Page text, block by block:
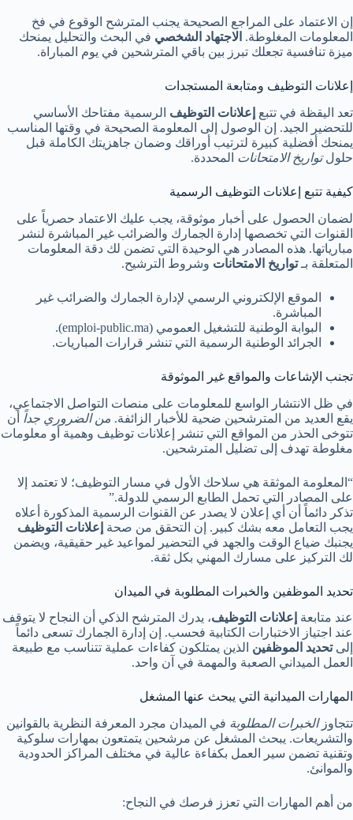
إن الاعتماد على المراجع الصحيحة يجنب المترشح الوقوع في فخ
المعلومات المغلوطة. الاجتهاد الشخصي في البحث والتحليل يمنحك
ميزة تنافسية تجعلك تبرز بين باقي المترشحين في يوم المباراة.
إعلانات التوظيف ومتابعة المستجدات
تعد اليقظة في تتبع إعلانات التوظيف الرسمية مفتاحك الأساسي
للتحضير الجيد. إن الوصول إلى المعلومة الصحيحة في وقتها المناسب
يمنحك أفضلية كبيرة لترتيب أوراقك وضمان جاهزيتك الكاملة قبل
حلولتواريخ الامتحانات المحددة.
كيفية تتبع إعلانات التوظيف الرسمية
لضمان الحصول على أخبار موثوقة، يجب عليك الاعتماد حصرياً على
القنوات التي تخصصها إدارة الجمارك والضرائب غير المباشرة لنشر
مبارياتها. هذه المصادر هي الوحيدة التي تضمن لك دقة المعلومات
المتعلقة بـتواريخ الامتحانات وشروط الترشيح.
الموقع الإلكتروني الرسمي لإدارة الجمارك والضرائب غير
المباشرة.
البوابة الوطنية للتشغيل العمومي (emploi-public.ma).
الجرائد الوطنية الرسمية التي تنشر قرارات المباريات.
تجنب الإشاعات والمواقع غير الموثوقة
في ظل الانتشار الواسع للمعلومات على منصات التواصل الاجتماعي،
يقع العديد من المترشحين ضحية للأخبار الزائفة. من الضروري جداً
أن
تتوخى الحذر من المواقع التي تنشر إعلانات توظيف وهمية أو معلومات
مغلوطة تهدف إلى تضليل المترشحين.
“المعلومة الموثقة هي سلاحك الأول في مسار التوظيف؛ لا تعتمد إلا
على المصادر التي تحمل الطابع الرسمي للدولة.”
تذكر دائماً أن أي إعلان لا يصدر عن القنوات الرسمية المذكورة أعلاه
يجب التعامل معه بشك كبير. إن التحقق من صحة إعلانات التوظيف
يجنبك ضياع الوقت والجهد في التحضير لمواعيد غير حقيقية، ويضمن
لك التركيز على مسارك المهني بكل ثقة.
تحديد الموظفين والخبرات المطلوبة في الميدان
عند متابعة إعلانات التوظيف، يدرك المترشح الذكي أن النجاح لا يتوقف
عند اجتياز الاختبارات الكتابية فحسب. إن إدارة الجمارك تسعى دائماً
إلىتحديد الموظفين الذين يمتلكون كفاءات عملية تتناسب مع طبيعة
العمل الميداني الصعبة والمهمة في آن واحد.
المهارات الميدانية التي يبحث عنها المشغل
تتجاوزالخبرات المطلوبة في الميدان مجرد المعرفة النظرية بالقوانين
والتشريعات. يبحث المشغل عن مرشحين يتمتعون بمهارات سلوكية
وتقنية تضمن سير العمل بكفاءة عالية في مختلف المراكز الحدودية
والموانئ.
من أهم المهارات التي تعزز فرصك في النجاح: